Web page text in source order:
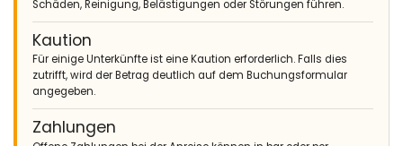
Schäden, Reinigung, Belästigungen oder Störungen führen.
Kaution
Für einige Unterkünfte ist eine Kaution erforderlich. Falls dies
zutrifft, wird der Betrag deutlich auf dem Buchungsformular
angegeben.
Zahlungen